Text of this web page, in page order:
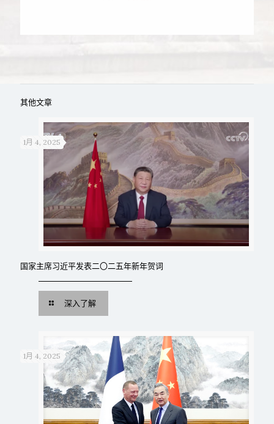
其他文章
1月 4, 2025
国家主席习近平发表二〇二五年新年贺词
深入了解
1月 4, 2025